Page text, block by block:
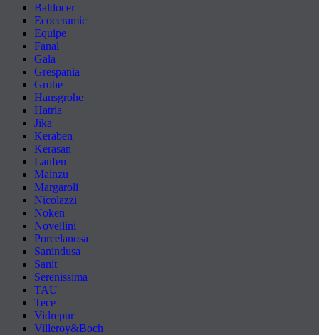
Baldocer
Ecoceramic
Equipe
Fanal
Gala
Grespania
Grohe
Hansgrohe
Hatria
Jika
Keraben
Kerasan
Laufen
Mainzu
Margaroli
Nicolazzi
Noken
Novellini
Porcelanosa
Sanindusa
Sanit
Serenissima
TAU
Tece
Vidrepur
Villeroy&Boch